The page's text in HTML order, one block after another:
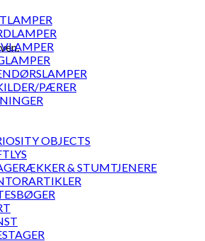
PÆRER
OBJECTS
& STUMTJENERE